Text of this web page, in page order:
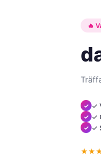
🔥
✓
✓
✓